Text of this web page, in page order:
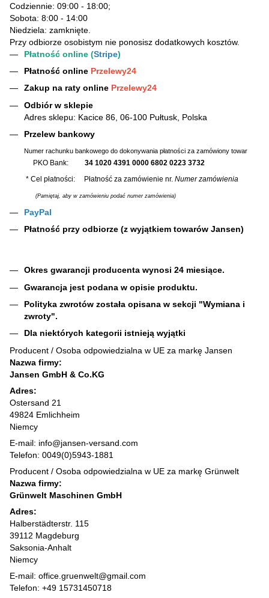
Codziennie: 09:00 - 18:00;
Sobota: 8:00 - 14:00
Niedziela: zamknięte.
Przy odbiorze osobistym nie ponosisz dodatkowych kosztów.
Płatność online (Stripe)
Płatność online Przelewy24
Zakup na raty online Przelewy24
Odbiór w sklepie
Adres sklepu: Kacice 86, 06-100 Pułtusk, Polska
Przelew bankowy
Numer rachunku bankowego do dokonywania płatności za zamówiony towar
PKO Bank: 34 1020 4391 0000 6802 0223 3732
* Cel płatności: Płatność za zamówienie nr. Numer zamówienia
(Pamiętaj, aby w zamówieniu podać numer zamówienia)
PayPal
Płatność przy odbiorze (z wyjątkiem towarów Jansen)
Okres gwarancji producenta wynosi 24 miesiące.
Gwarancja jest podana w opisie produktu.
Polityka zwrotów została opisana w sekcji "Wymiana i
zwroty".
Dla niektórych kategorii istnieją wyjątki
Producent / Osoba odpowiedzialna w UE za markę Jansen
Nazwa firmy:
Jansen GmbH & Co.KG
Adres:
Ostersand 21
49824 Emlichheim
Niemcy
E-mail: info@jansen-versand.com
Telefon: 0049(0)5943-1881
Producent / Osoba odpowiedzialna w UE za markę Grünwelt
Nazwa firmy:
Grünwelt Maschinen GmbH
Adres:
Halberstädterstr. 115
39112 Magdeburg
Saksonia-Anhalt
Niemcy
E-mail: office.gruenwelt@gmail.com
Telefon: +49 15731450718